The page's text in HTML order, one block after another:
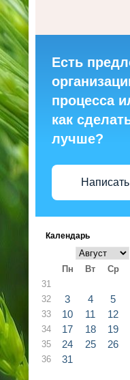
Есть
процесса
как
лучше?
Календарь
Пн Вт Ср
31
32 3 4 5
33 10 11 12
34 17 18 19
35 24 25 26
36 31